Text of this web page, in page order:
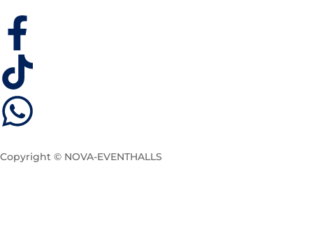
Copyright © NOVA-EVENTHALLS